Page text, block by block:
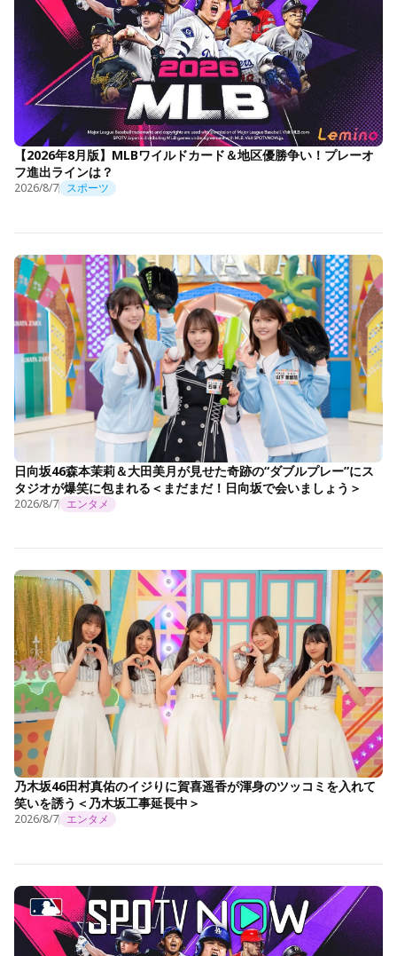
【2026年8月版】MLBワイルドカード＆地区優勝争い！プレーオ
フ進出ラインは？
2026/8/7 スポーツ
日向坂46森本茉莉＆大田美月が見せた奇跡の“ダブルプレー”にス
タジオが爆笑に包まれる＜まだまだ！日向坂で会いましょう＞
2026/8/7 エンタメ
乃木坂46田村真佑のイジりに賀喜遥香が渾身のツッコミを入れて
笑いを誘う＜乃木坂工事延長中＞
2026/8/7 エンタメ